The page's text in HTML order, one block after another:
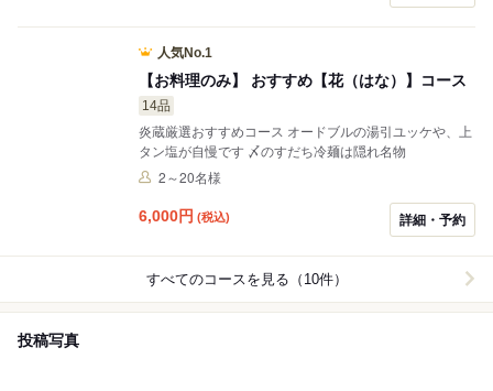
人気No.1
【お料理のみ】 おすすめ【花（はな）】コース
14品
炎蔵厳選おすすめコース オードブルの湯引ユッケや、上
タン塩が自慢です 〆のすだち冷麺は隠れ名物
2～20名様
6,000円 (税込) 詳細・予約
すべてのコースを見る（10件）
投稿写真